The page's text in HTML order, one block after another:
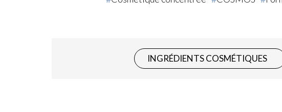
INGRÉDIENTS COSMÉTIQUES